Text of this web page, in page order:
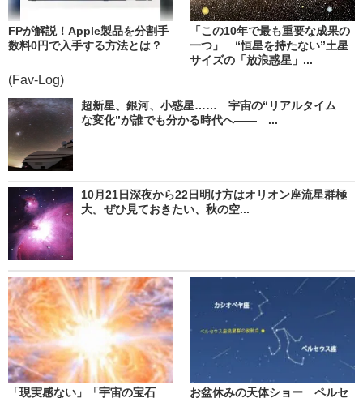
FPが解説！Apple製品を分割手
数料0円で入手する方法とは？
(Fav-Log)
「この10年で最も重要な成果の
一つ」 “恒星を持たない”土星
サイズの「放浪惑星」...
超新星、銀河、小惑星…… 宇宙の“リアルタイム
な変化”が誰でも分かる時代へ―― ...
10月21日深夜から22日明け方はオリオン座流星群極
大。ぜひ見ておきたい、秋の空...
「現実感ない」「宇宙の宝石
お盆休みの天体ショー ペルセ